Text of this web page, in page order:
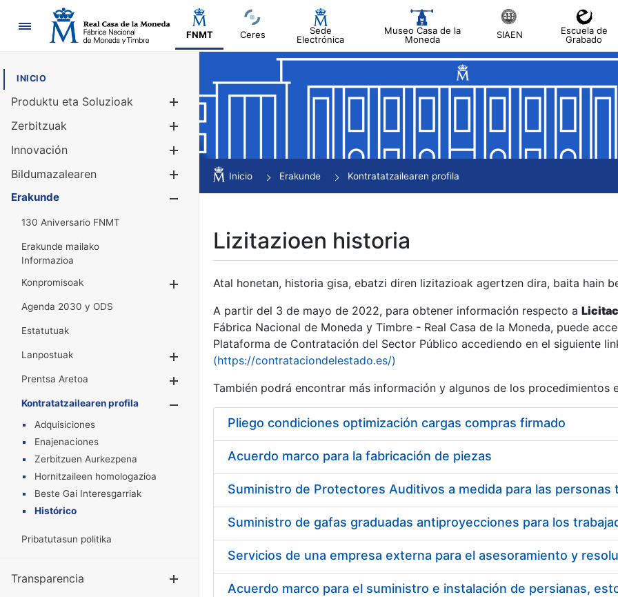
Nabigazioa
FNMT Ceres
Sede
Electrónica
Museo Casa de la
Moneda
SIAEN
Escuela de
Grabado
INICIO
Produktu eta Soluzioak
Erakutsi/Ezkutatu
Zerbitzuak
Innovación
Bildumazalearen
Erakutsi/Ezkutatu
Erakunde
130 Aniversario FNMT
Erakunde mailako
Informazioa
Konpromisoak
Erakutsi/Ezkutatu
Agenda 2030 y ODS
Estatutuak
Lanpostuak
Erakutsi/Ezkutatu
Prentsa Aretoa
Erakutsi/Ezkutatu
Kontratatzailearen profila
Erakutsi/Ezkutatu
Adquisiciones
Enajenaciones
Zerbitzuen Aurkezpena
Hornitzaileen homologazioa
Beste Gai Interesgarriak
Histórico
Pribatutasun politika
Transparencia Erakutsi/Ezkutatu
Inicio Erakunde Kontratatzailearen profila
Lizitazioen historia
Atal honetan, historia gisa, ebatzi diren lizitazioak agertzen dira, baita hain
A partir del 3 de mayo de 2022, para obtener información respecto a
Fábrica Nacional de Moneda y Timbre - Real Casa de la Moneda, puede
Plataforma de Contratación del Sector Público accediendo en el siguiente
(https://contrataciondelestado.es/)
También podrá encontrar más información y algunos de los procedimientos
Pliego condiciones optimización cargas compras firmado
Acuerdo marco para la fabricación de piezas
Acuerdo marco para el suministro e instalación de persianas,